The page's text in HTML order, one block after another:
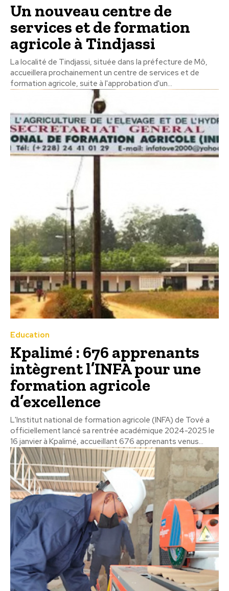
Un nouveau centre de
services et de formation
agricole à Tindjassi
La localité de Tindjassi, située dans la préfecture de Mô,
accueillera prochainement un centre de services et de
formation agricole, suite à l'approbation d'un...
Education
Kpalimé : 676 apprenants
intègrent l’INFA pour une
formation agricole
d’excellence
L'Institut national de formation agricole (INFA) de Tové a
officiellement lancé sa rentrée académique 2024-2025 le
16 janvier à Kpalimé, accueillant 676 apprenants venus...